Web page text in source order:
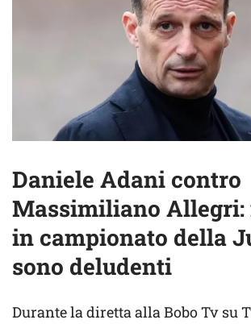
Daniele Adani contro
Massimiliano
in campionato della
sono deludenti
Durante la diretta alla Bobo Tv su